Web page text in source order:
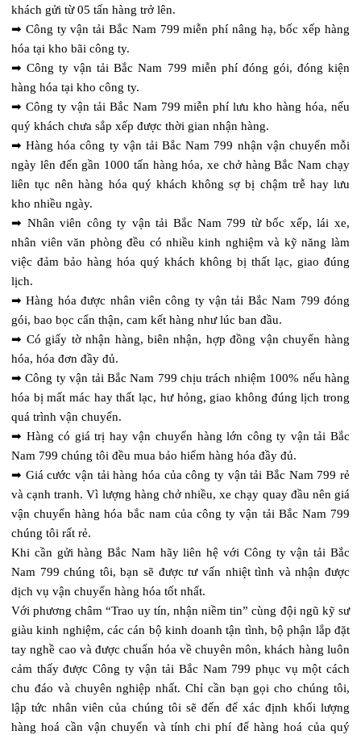
khách gửi từ 05 tấn hàng trở lên.
➡ Công ty vận tải Bắc Nam 799 miễn phí nâng hạ, bốc xếp hàng
hóa tại kho bãi công ty.
➡ Công ty vận tải Bắc Nam 799 miễn phí đóng gói, đóng kiện
hàng hóa tại kho công ty.
➡ Công ty vận tải Bắc Nam 799 miễn phí lưu kho hàng hóa, nếu
quý khách chưa sắp xếp được thời gian nhận hàng.
➡ Hàng hóa công ty vận tải Bắc Nam 799 nhận vận chuyển mỗi
ngày lên đến gần 1000 tấn hàng hóa, xe chở hàng Bắc Nam chạy
liên tục nên hàng hóa quý khách không sợ bị chậm trễ hay lưu
kho nhiều ngày.
➡ Nhân viên công ty vận tải Bắc Nam 799 từ bốc xếp, lái xe,
nhân viên văn phòng đều có nhiều kinh nghiệm và kỹ năng làm
việc đảm bảo hàng hóa quý khách không bị thất lạc, giao đúng
lịch.
➡ Hàng hóa được nhân viên công ty vận tải Bắc Nam 799 đóng
gói, bao bọc cẩn thận, cam kết hàng như lúc ban đầu.
➡ Có giấy tờ nhận hàng, biên nhận, hợp đồng vận chuyển hàng
hóa, hóa đơn đầy đủ.
➡ Công ty vận tải Bắc Nam 799 chịu trách nhiệm 100% nếu hàng
hóa bị mất mác hay thất lạc, hư hỏng, giao không đúng lịch trong
quá trình vận chuyển.
➡ Hàng có giá trị hay vận chuyển hàng lớn công ty vận tải Bắc
Nam 799 chúng tôi đều mua bảo hiểm hàng hóa đầy đủ.
➡ Giá cước vận tải hàng hóa của công ty vận tải Bắc Nam 799 rẻ
và cạnh tranh. Vì lượng hàng chở nhiều, xe chạy quay đầu nên giá
vận chuyển hàng hóa bắc nam của công ty vận tải Bắc Nam 799
chúng tôi rất rẻ.
Khi cần gửi hàng Bắc Nam hãy liên hệ với Công ty vận tải Bắc
Nam 799 chúng tôi, bạn sẽ được tư vấn nhiệt tình và nhận được
dịch vụ vận chuyển hàng hóa tốt nhất.
Với phương châm “Trao uy tín, nhận niềm tin” cùng đội ngũ kỹ sư
giàu kinh nghiệm, các cán bộ kinh doanh tận tình, bộ phận lắp đặt
tay nghề cao và được chuẩn hóa về chuyên môn, khách hàng luôn
cảm thấy được Công ty vận tải Bắc Nam 799 phục vụ một cách
chu đáo và chuyên nghiệp nhất. Chỉ cần bạn gọi cho chúng tôi,
lập tức nhân viên của chúng tôi sẽ đến để xác định khối lượng
hàng hoá cần vận chuyển và tính chi phí để hàng hoá của quý